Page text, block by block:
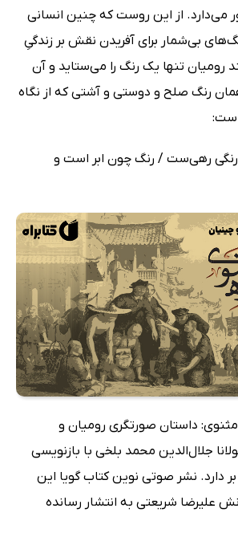
می‌دارد. از این روست که چنین انسانی
بی‌شمار برای آفریدن نقش بر زندگیِ
رومیان تنها یک رنگ را می‌ستاید و آن
رنگ صلح و دوستی و آشتی که از نگاه
رهی‌ست / رنگ چون ابر است و
داستان‌ صورتگری رومیان و
جلال‌الدین محمد بلخی با بازنویسی
بر دارد. نشر صوتی نوین کتاب گویا این
علیرضا شریعتی به انتشار رسانده